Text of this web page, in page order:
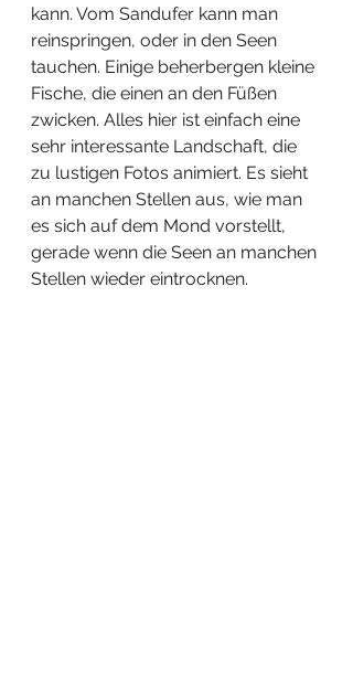
kann. Vom Sandufer kann man
reinspringen, oder in den Seen
tauchen. Einige beherbergen kleine
Fische, die einen an den Füßen
zwicken. Alles hier ist einfach eine
sehr interessante Landschaft, die
zu lustigen Fotos animiert. Es sieht
an manchen Stellen aus, wie man
es sich auf dem Mond vorstellt,
gerade wenn die Seen an manchen
Stellen wieder eintrocknen.